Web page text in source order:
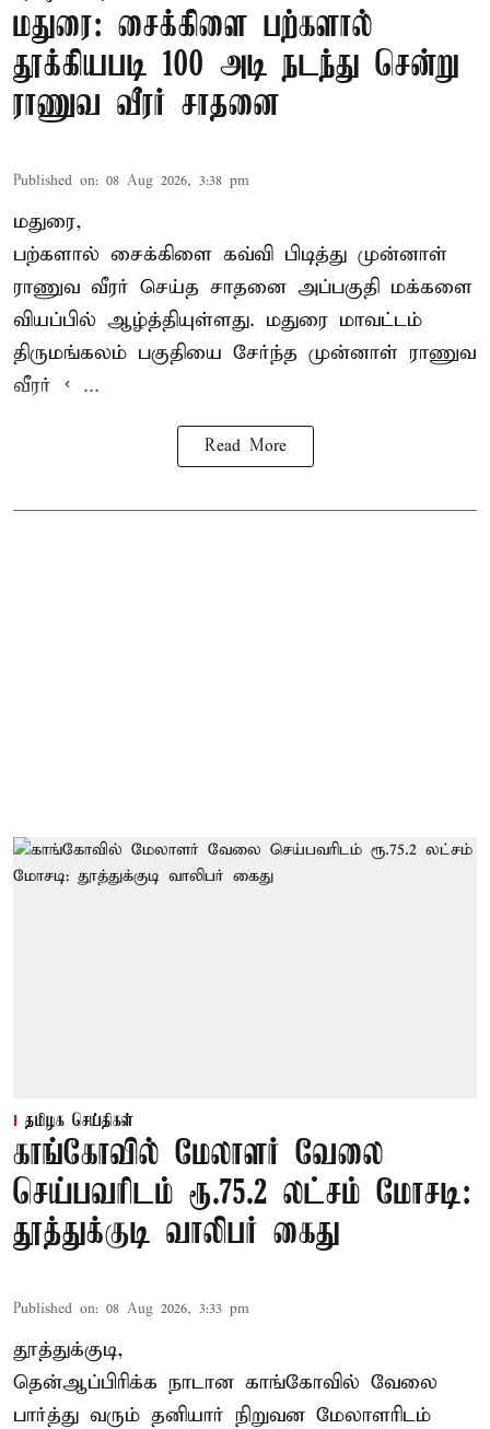
மதுரை: சைக்கிளை பற்களால்
தூக்கியபடி 100 அடி நடந்து சென்று
ராணுவ வீரர் சாதனை
Published on: 08 Aug 2026, 3:38 pm
மதுரை,
பற்களால் சைக்கிளை கவ்வி பிடித்து முன்னாள்
ராணுவ வீரர் செய்த சாதனை அப்பகுதி மக்களை
வியப்பில் ஆழ்த்தியுள்ளது. மதுரை மாவட்டம்
திருமங்கலம் பகுதியை சேர்ந்த முன்னாள் ராணுவ
வீரர் < ...
Read More
தமிழக செய்திகள்
காங்கோவில் மேலாளர் வேலை
செய்பவரிடம் ரூ.75.2 லட்சம் மோசடி:
தூத்துக்குடி வாலிபர் கைது
Published on: 08 Aug 2026, 3:33 pm
தூத்துக்குடி,
தென்ஆப்பிரிக்க நாடான காங்கோவில் வேலை
பார்த்து வரும் தனியார் நிறுவன மேலாளரிடம்